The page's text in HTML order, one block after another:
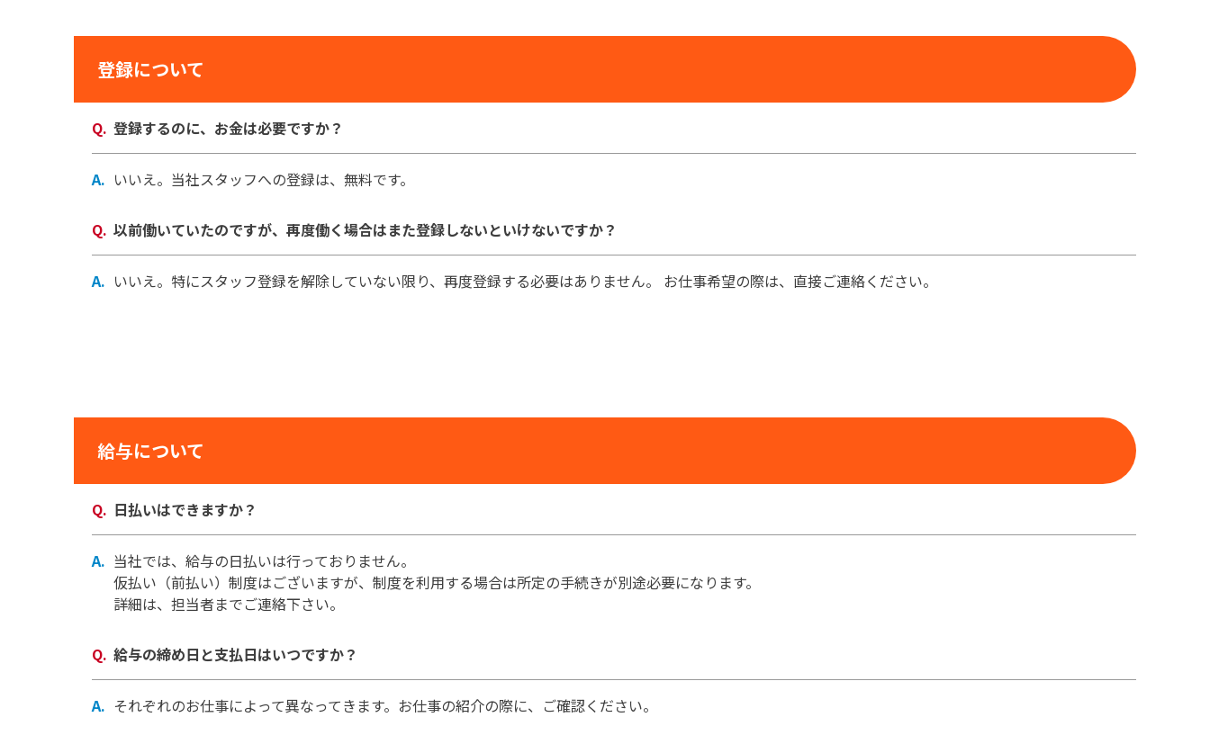
登録について
登録するのに、お金は必要ですか？
いいえ。当社スタッフへの登録は、無料です。
以前働いていたのですが、再度働く場合はまた登録しないといけないですか？
いいえ。特にスタッフ登録を解除していない限り、再度登録する必要はありません。 お仕事希望の際は、直接ご連絡ください。
給与について
日払いはできますか？
当社では、給与の日払いは行っておりません。
仮払い（前払い）制度はございますが、制度を利用する場合は所定の手続きが別途必要になります。
詳細は、担当者までご連絡下さい。
給与の締め日と支払日はいつですか？
それぞれのお仕事によって異なってきます。お仕事の紹介の際に、ご確認ください。